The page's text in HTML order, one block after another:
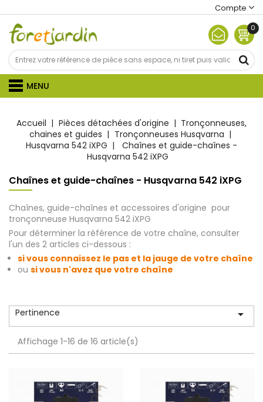
Compte
0
MENU
Accueil Pièces détachées d'origine
Tronçonneuses,
chaines et guides
Tronçonneuses Husqvarna
Husqvarna 542 iXPG
Chaînes et guide-chaînes -
Husqvarna 542 iXPG
Chaînes et guide-chaînes - Husqvarna 542 iXPG
Chaînes, guide-chaînes et accessoires d'origine pour
tronçonneuse Husqvarna 542 iXPG
Pour déterminer la référence de votre chaîne, consulter
l'un des 2 articles ci-dessous :
si vous connaissez le pas et la jauge de votre chaîne
ou si vous n'avez que votre chaîne
Pertinence 
Affichage 1-16 de 16 article(s)